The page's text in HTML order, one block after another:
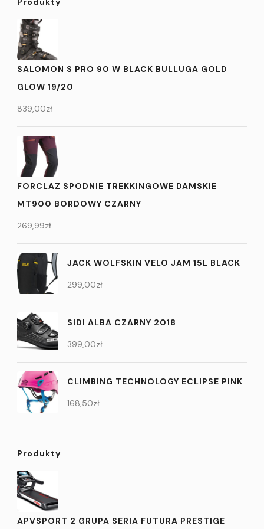
SALOMON S PRO 90 W BLACK BULLUGA GOLD
GLOW 19/20
839,00zł
FORCLAZ SPODNIE TREKKINGOWE DAMSKIE
MT900 BORDOWY CZARNY
269,99zł
JACK WOLFSKIN VELO JAM 15L BLACK
299,00zł
SIDI ALBA CZARNY 2018
399,00zł
CLIMBING TECHNOLOGY ECLIPSE PINK
168,50zł
Produkty
APVSPORT 2 GRUPA SERIA FUTURA PRESTIGE